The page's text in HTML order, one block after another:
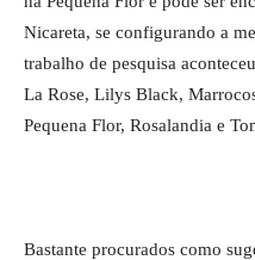
Nicareta, se configurando a
trabalho de pesquisa
La Rose, Lilys Black,
Pequena Flor, Rosalandia e
Bastante procurados como